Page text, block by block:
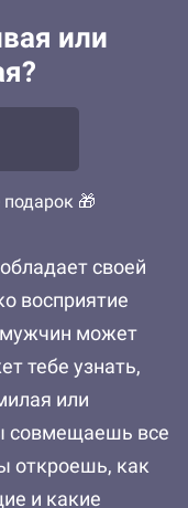
или
подарок 🎁
своей
восприятие
мужчин может
тебе узнать,
или
совмещаешь все
откроешь, как
и какие